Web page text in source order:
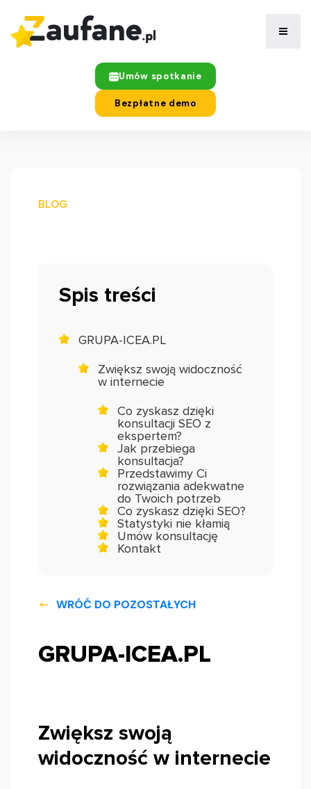
Umów spotkanie
Bezpłatne demo
BLOG
Spis treści
GRUPA-ICEA.PL
Zwiększ swoją widoczność
w internecie
Co zyskasz dzięki
konsultacji SEO z
ekspertem?
Jak przebiega
konsultacja?
Przedstawimy Ci
rozwiązania adekwatne
do Twoich potrzeb
Co zyskasz dzięki SEO?
Statystyki nie kłamią
Umów konsultację
Kontakt
WRÓĆ DO POZOSTAŁYCH
GRUPA-ICEA.PL
Zwiększ swoją
widoczność w internecie